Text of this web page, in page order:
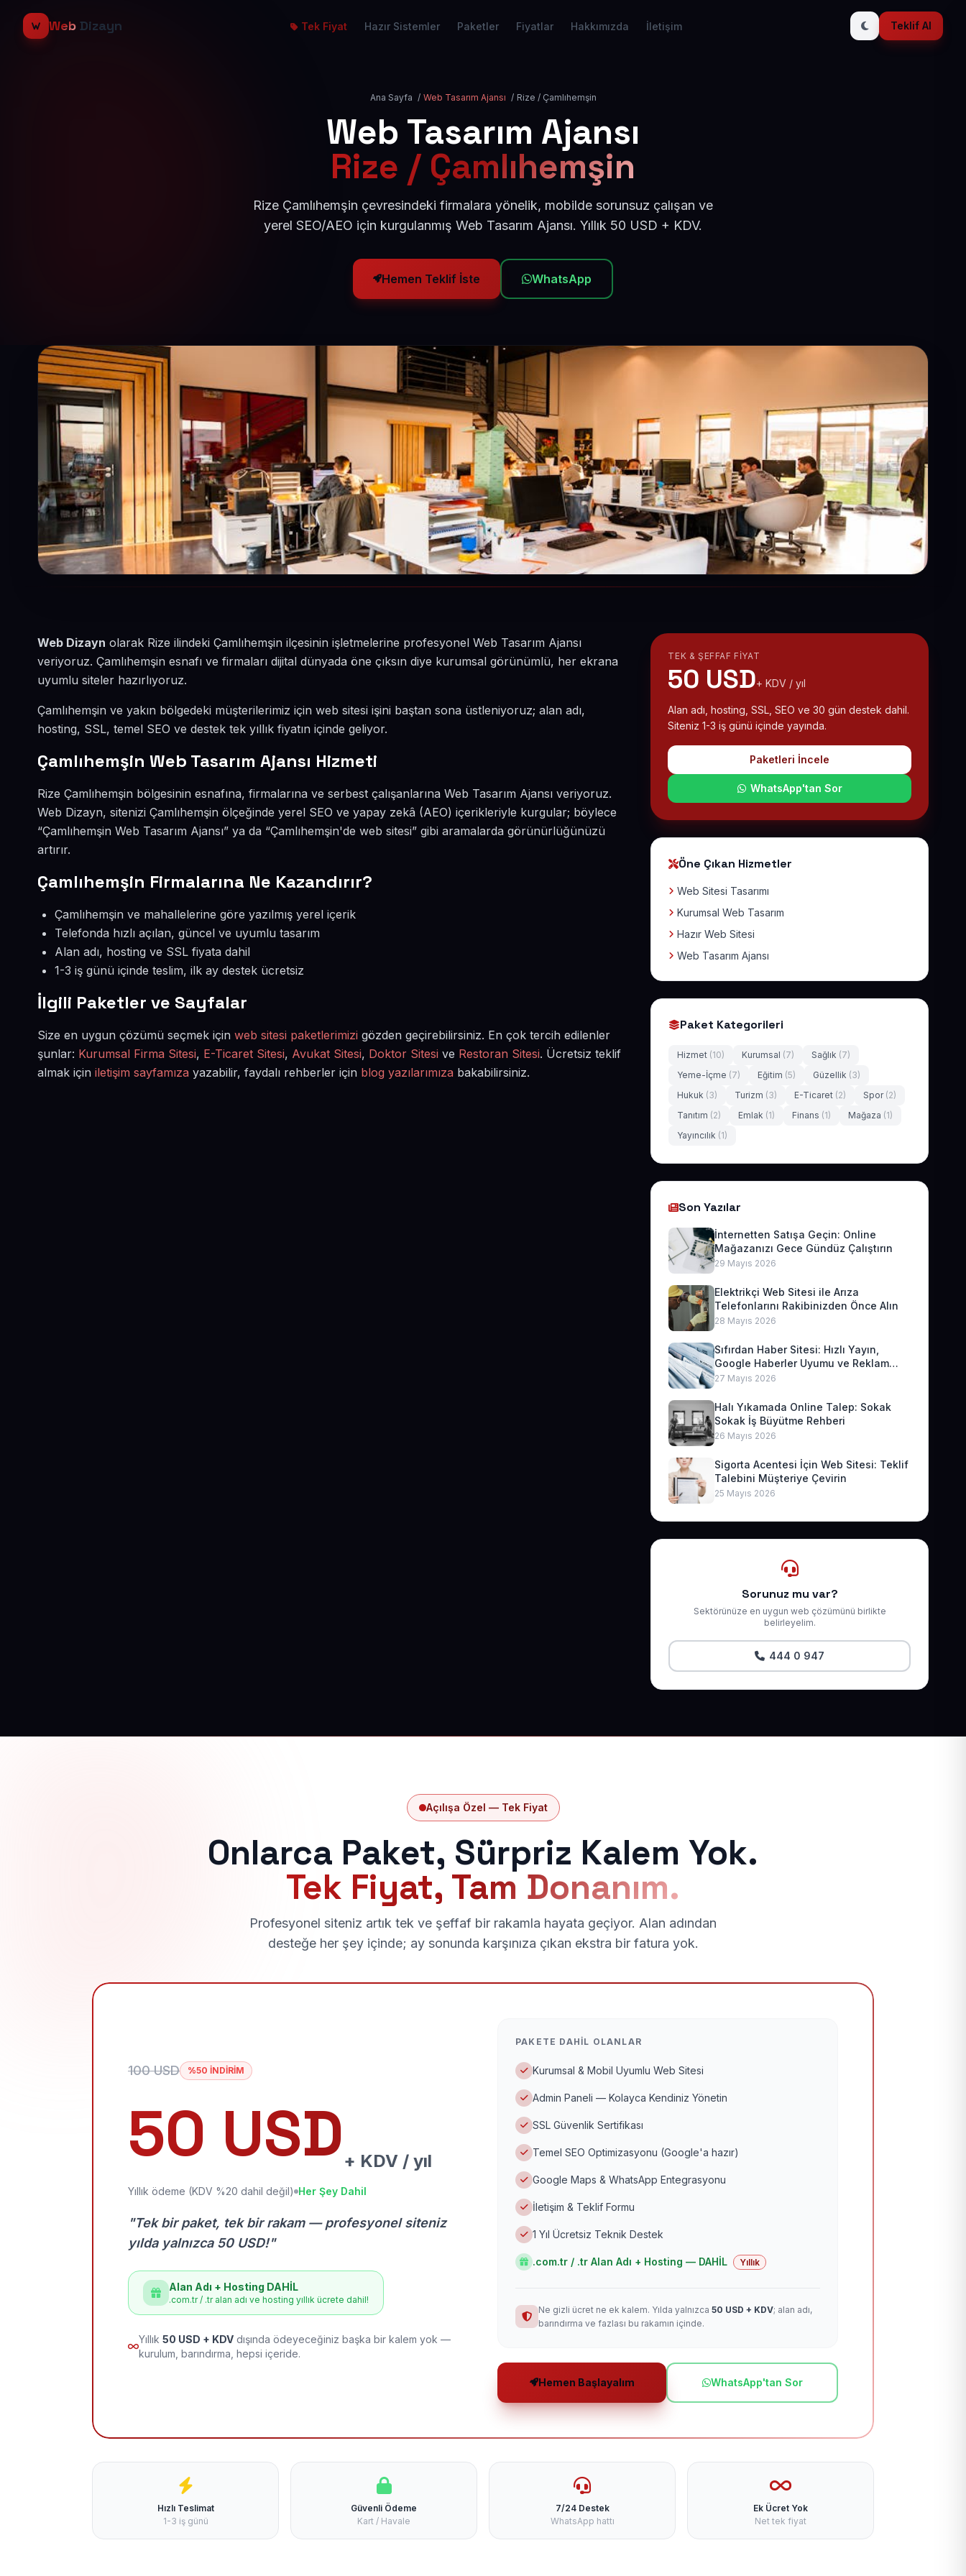
Web Dizayn Tek Fiyat Hazır Sistemler Paketler Fiyatlar Hakkımızda İletişim Teklif Al
Ana Sayfa / Web Tasarım Ajansı / Rize / Çamlıhemşin
Web Tasarım Ajansı
Rize / Çamlıhemşin
Rize Çamlıhemşin çevresindeki firmalara yönelik, mobilde sorunsuz çalışan ve
yerel SEO/AEO için kurgulanmış Web Tasarım Ajansı. Yıllık 50 USD + KDV.
Hemen Teklif İste WhatsApp
Web Dizayn olarak Rize ilindeki Çamlıhemşin ilçesinin işletmelerine profesyonel Web Tasarım Ajansı
veriyoruz. Çamlıhemşin esnafı ve firmaları dijital dünyada öne çıksın diye kurumsal görünümlü, her ekrana
uyumlu siteler hazırlıyoruz.
Çamlıhemşin ve yakın bölgedeki müşterilerimiz için web sitesi işini baştan sona üstleniyoruz; alan adı,
hosting, SSL, temel SEO ve destek tek yıllık fiyatın içinde geliyor.
Çamlıhemşin Web Tasarım Ajansı Hizmeti
Rize Çamlıhemşin bölgesinin esnafına, firmalarına ve serbest çalışanlarına Web Tasarım Ajansı veriyoruz.
Web Dizayn, sitenizi Çamlıhemşin ölçeğinde yerel SEO ve yapay zekâ (AEO) içerikleriyle kurgular; böylece
“Çamlıhemşin Web Tasarım Ajansı” ya da “Çamlıhemşin'de web sitesi” gibi aramalarda görünürlüğünüzü
artırır.
Çamlıhemşin Firmalarına Ne Kazandırır?
Çamlıhemşin ve mahallelerine göre yazılmış yerel içerik
Telefonda hızlı açılan, güncel ve uyumlu tasarım
Alan adı, hosting ve SSL fiyata dahil
1-3 iş günü içinde teslim, ilk ay destek ücretsiz
İlgili Paketler ve Sayfalar
Size en uygun çözümü seçmek için web sitesi paketlerimizi gözden geçirebilirsiniz. En çok tercih edilenler
şunlar: Kurumsal Firma Sitesi, E-Ticaret Sitesi, Avukat Sitesi, Doktor Sitesi ve Restoran Sitesi. Ücretsiz teklif
almak için iletişim sayfamıza yazabilir, faydalı rehberler için blog yazılarımıza bakabilirsiniz.
TEK & ŞEFFAF FIYAT
50 USD+ KDV / yıl
Alan adı, hosting, SSL, SEO ve 30 gün destek dahil.
Siteniz 1-3 iş günü içinde yayında.
Paketleri İncele
WhatsApp'tan Sor
Öne Çıkan Hizmetler
Web Sitesi Tasarımı
Kurumsal Web Tasarım
Hazır Web Sitesi
Web Tasarım Ajansı
Paket Kategorileri
Hizmet (10) Kurumsal (7) Sağlık (7)
Yeme-İçme (7) Eğitim (5) Güzellik (3)
Hukuk (3) Turizm (3) E-Ticaret (2) Spor (2)
Tanıtım (2) Emlak (1) Finans (1) Mağaza (1)
Yayıncılık (1)
Son Yazılar
İnternetten Satışa Geçin: Online
Mağazanızı Gece Gündüz Çalıştırın
29 Mayıs 2026
Elektrikçi Web Sitesi ile Arıza
Telefonlarını Rakibinizden Önce Alın
28 Mayıs 2026
Sıfırdan Haber Sitesi: Hızlı Yayın,
Google Haberler Uyumu ve Reklam
Geliri
27 Mayıs 2026
Halı Yıkamada Online Talep: Sokak
Sokak İş Büyütme Rehberi
26 Mayıs 2026
Sigorta Acentesi İçin Web Sitesi: Teklif
Talebini Müşteriye Çevirin
25 Mayıs 2026
Sorunuz mu var?
Sektörünüze en uygun web çözümünü birlikte
belirleyelim.
444 0 947
Açılışa Özel — Tek Fiyat
Onlarca Paket, Sürpriz Kalem Yok.
Tek Fiyat, Tam Donanım.
Profesyonel siteniz artık tek ve şeffaf bir rakamla hayata geçiyor. Alan adından
desteğe her şey içinde; ay sonunda karşınıza çıkan ekstra bir fatura yok.
100 USD %50 İNDİRİM
50 USD + KDV / yıl
Yıllık ödeme (KDV %20 dahil değil) Her Şey Dahil
"Tek bir paket, tek bir rakam — profesyonel siteniz
yılda yalnızca 50 USD!"
Alan Adı + Hosting DAHİL
.com.tr / .tr alan adı ve hosting yıllık ücrete dahil!
Yıllık 50 USD + KDV dışında ödeyeceğiniz başka bir kalem yok —
kurulum, barındırma, hepsi içeride.
PAKETE DAHIL OLANLAR
Kurumsal & Mobil Uyumlu Web Sitesi
Admin Paneli — Kolayca Kendiniz Yönetin
SSL Güvenlik Sertifikası
Temel SEO Optimizasyonu (Google'a hazır)
Google Maps & WhatsApp Entegrasyonu
İletişim & Teklif Formu
1 Yıl Ücretsiz Teknik Destek
.com.tr / .tr Alan Adı + Hosting — DAHİL Yıllık
Ne gizli ücret ne ek kalem. Yılda yalnızca 50 USD + KDV; alan adı,
barındırma ve fazlası bu rakamın içinde.
Hemen Başlayalım WhatsApp'tan Sor
Hızlı Teslimat
1-3 iş günü
Güvenli Ödeme
Kart / Havale
7/24 Destek
WhatsApp hattı
Ek Ücret Yok
Net tek fiyat